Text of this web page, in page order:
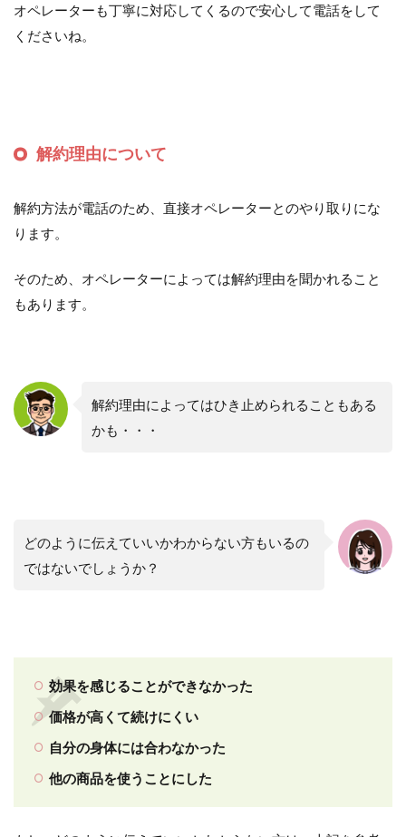
オペレーターも丁寧に対応してくるので安心して電話をして
くださいね。
解約理由について
解約方法が電話のため、直接オペレーターとのやり取りにな
ります。
そのため、オペレーターによっては解約理由を聞かれること
もあります。
解約理由によってはひき止められることもある
かも・・・
どのように伝えていいかわからない方もいるの
ではないでしょうか？
効果を感じることができなかった
価格が高くて続けにくい
自分の身体には合わなかった
他の商品を使うことにした